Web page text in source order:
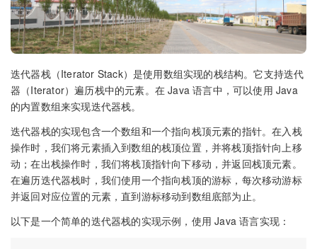
迭代器栈（Iterator Stack）是使用数组实现的栈结构。它支持迭代
器（Iterator）遍历栈中的元素。在 Java 语言中，可以使用 Java
的内置数组来实现迭代器栈。
迭代器栈的实现包含一个数组和一个指向栈顶元素的指针。在入栈
操作时，我们将元素插入到数组的栈顶位置，并将栈顶指针向上移
动；在出栈操作时，我们将栈顶指针向下移动，并返回栈顶元素。
在遍历迭代器栈时，我们使用一个指向栈顶的游标，每次移动游标
并返回对应位置的元素，直到游标移动到数组底部为止。
以下是一个简单的迭代器栈的实现示例，使用 Java 语言实现：